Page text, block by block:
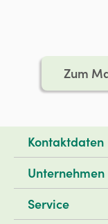
Zum
Kontaktdaten
Unternehmen
Service